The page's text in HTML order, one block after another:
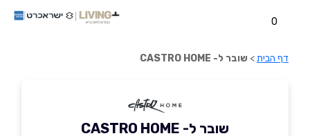
0
דף הבית> שובר ל- CASTRO HOME
שובר ל- CASTRO HOME